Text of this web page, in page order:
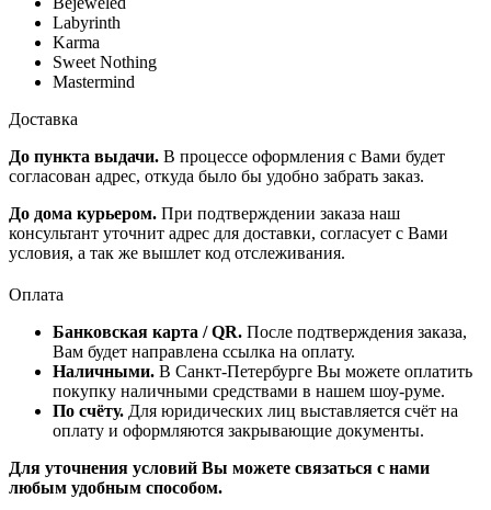
Labyrinth
Karma
Sweet Nothing
Mastermind
Доставка
До пункта выдачи. В процессе оформления с Вами будет
согласован адрес, откуда было бы удобно забрать заказ.
До дома курьером. При подтверждении заказа наш
консультант уточнит адрес для доставки, согласует с Вами
условия, а так же вышлет код отслеживания.
Оплата
Банковская карта / QR. После подтверждения заказа,
Вам будет направлена ссылка на оплату.
Наличными. В Санкт-Петербурге Вы можете оплатить
покупку наличными средствами в нашем шоу-руме.
По счёту. Для юридических лиц выставляется счёт на
оплату и оформляются закрывающие документы.
Для уточнения условий Вы можете связаться с нами
любым удобным способом.